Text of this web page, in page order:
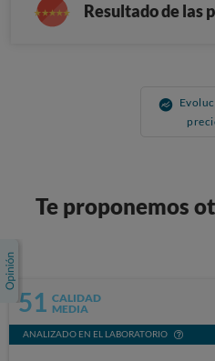
Resultado de las
Te proponemos
51 CALIDAD
MEDIA
ANALIZADO EN EL LABORATORIO